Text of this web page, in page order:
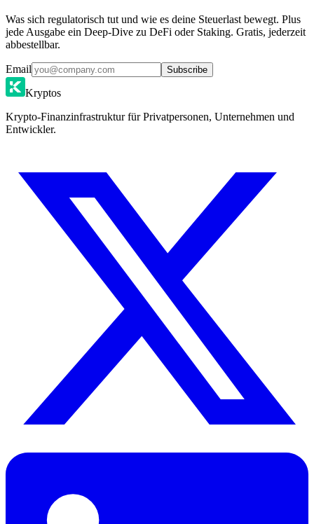
Was sich regulatorisch tut und wie es deine Steuerlast bewegt. Plus
jede Ausgabe ein Deep-Dive zu DeFi oder Staking. Gratis, jederzeit
abbestellbar.
Email Subscribe
Kryptos
Krypto-Finanzinfrastruktur für Privatpersonen, Unternehmen und
Entwickler.